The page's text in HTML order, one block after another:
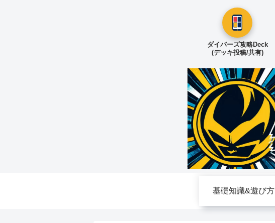
ダイバーズ攻略Deck
(デッキ投稿/共有)
基礎知識&遊び方